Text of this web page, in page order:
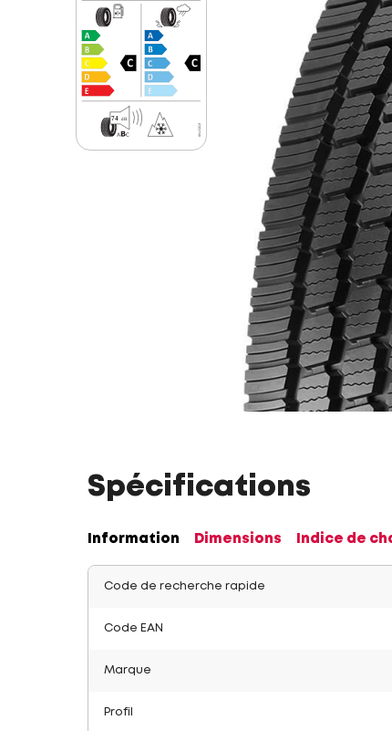
Spécifications
Information Dimensions Indice de
Code de recherche rapide
Code EAN
Marque
Profil